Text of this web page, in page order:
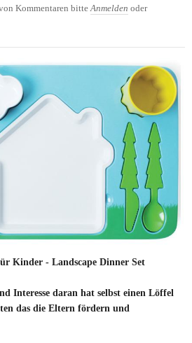
Kommentaren bitte Anmelden oder
Kinder - Landscape Dinner Set
Interesse daran hat selbst einen Löffel
das die Eltern fördern und